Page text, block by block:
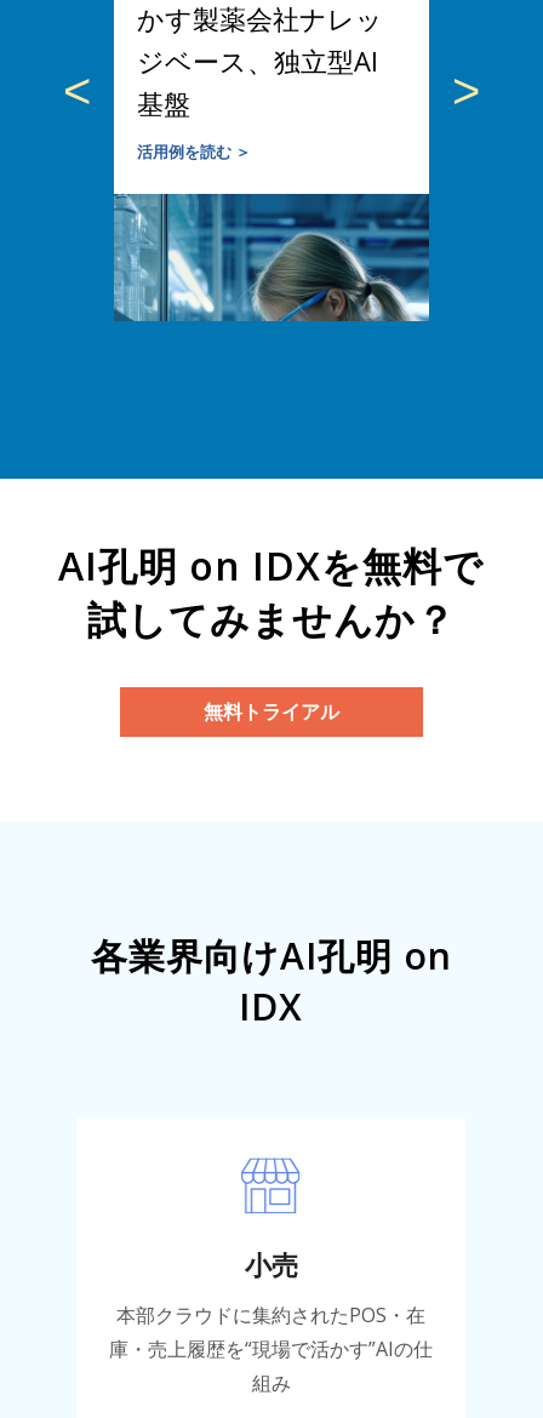
かす製薬会社ナレッ
ジベース、独立型AI
基盤
活用例を読む ＞
活用例を読
< >
AI孔明 on IDXを無料で
試してみませんか？
無料トライアル
各業界向けAI孔明 on
IDX
小売
本部クラウドに集約されたPOS・在
庫・売上履歴を“現場で活かす”AIの仕
組み